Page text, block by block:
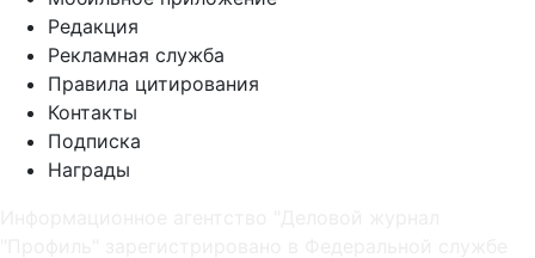
Редакция
Рекламная служба
Правила цитирования
Контакты
Подписка
Награды